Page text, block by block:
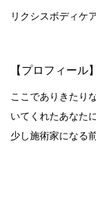
リクシスボディケ
【プロフィール】
ここでありきたり
いてくれたあなた
少し施術家になる